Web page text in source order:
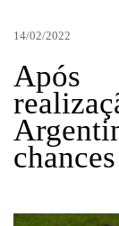
14/02/2022
Após